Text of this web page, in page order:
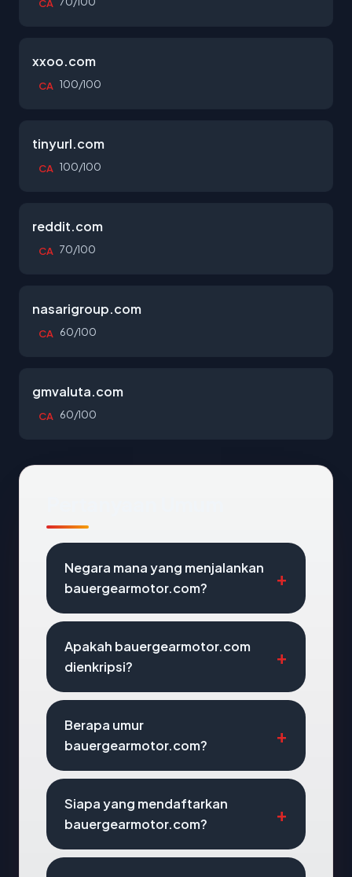
CA
xxoo.com
CA 100/100
tinyurl.com
CA 100/100
reddit.com
CA 70/100
nasarigroup.com
CA 60/100
gmvaluta.com
CA 60/100
Negara mana yang menjalankan
bauergearmotor.com?
Apakah bauergearmotor.com
dienkripsi?
Berapa umur
bauergearmotor.com?
Siapa yang mendaftarkan
bauergearmotor.com?